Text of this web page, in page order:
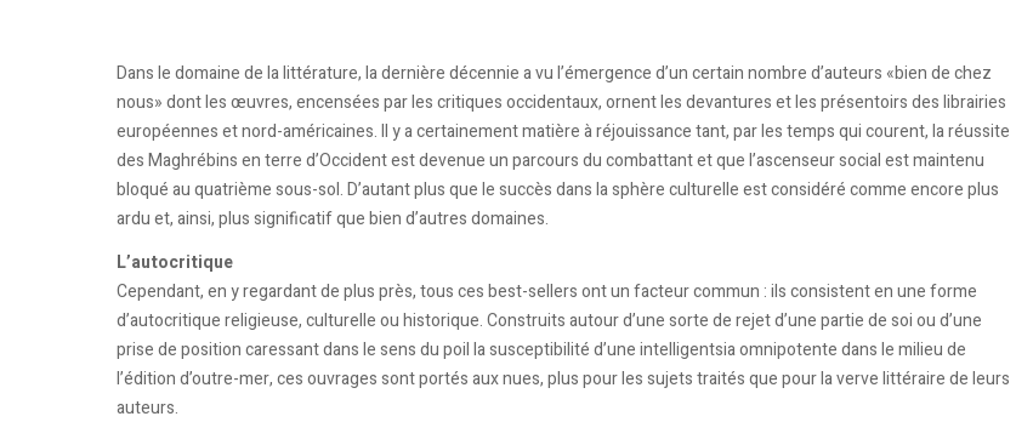
Dans le domaine de la littérature, la dernière décennie a vu l’émergence d’un certain nombre d’auteurs «bien de chez
nous» dont les œuvres, encensées par les critiques occidentaux, ornent les devantures et les présentoirs des librairies
européennes et nord-américaines. Il y a certainement matière à réjouissance tant, par les temps qui courent, la réussite
des Maghrébins en terre d’Occident est devenue un parcours du combattant et que l’ascenseur social est maintenu
bloqué au quatrième sous-sol. D’autant plus que le succès dans la sphère culturelle est considéré comme encore plus
ardu et, ainsi, plus significatif que bien d’autres domaines.
L’autocritique
Cependant, en y regardant de plus près, tous ces best-sellers ont un facteur commun : ils consistent en une forme
d’autocritique religieuse, culturelle ou historique. Construits autour d’une sorte de rejet d’une partie de soi ou d’une
prise de position caressant dans le sens du poil la susceptibilité d’une intelligentsia omnipotente dans le milieu de
l’édition d’outre-mer, ces ouvrages sont portés aux nues, plus pour les sujets traités que pour la verve littéraire de leurs
auteurs.